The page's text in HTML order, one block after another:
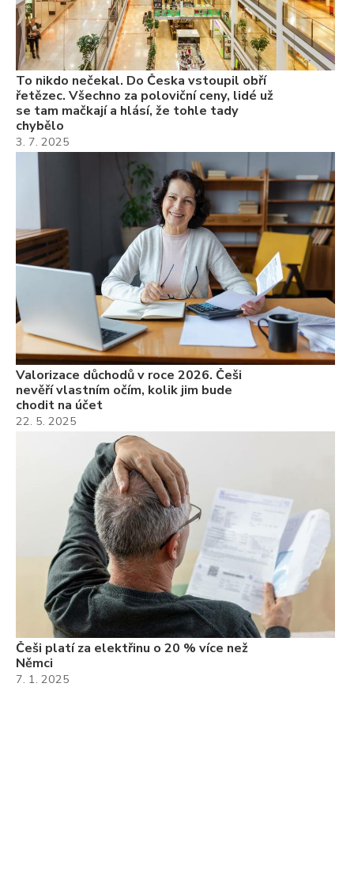
To nikdo nečekal. Do Česka vstoupil obří
řetězec. Všechno za poloviční ceny, lidé už
se tam mačkají a hlásí, že tohle tady
chybělo
3. 7. 2025
Valorizace důchodů v roce 2026. Češi
nevěří vlastním očím, kolik jim bude
chodit na účet
22. 5. 2025
Češi platí za elektřinu o 20 % více než
Němci
7. 1. 2025